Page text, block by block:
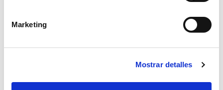
Marketing
Mostrar detalles